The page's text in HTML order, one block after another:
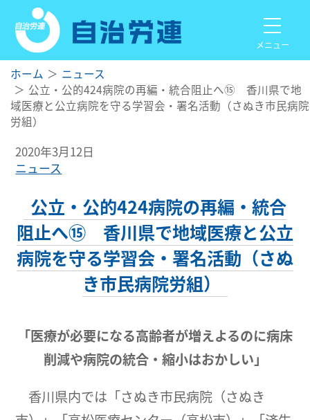
メニュー
ホーム
ニュース
公立・公的424病院の再編・統合阻止へ⑮ 香川県で地
域医療と公立病院を守る学習会・署名活動（さぬき市民病院
労組）
2020年3月12日
ニュース
公立・公的424病院の再編・統合
阻止へ⑮ 香川県で地域医療と公立
病院を守る学習会・署名活動（さぬ
き市民病院労組）
「医療が必要になる高齢者が増えよるのに病床
削減や病院の統合・縮小はおかしい」
香川県内では「さぬき市民病院（さぬき